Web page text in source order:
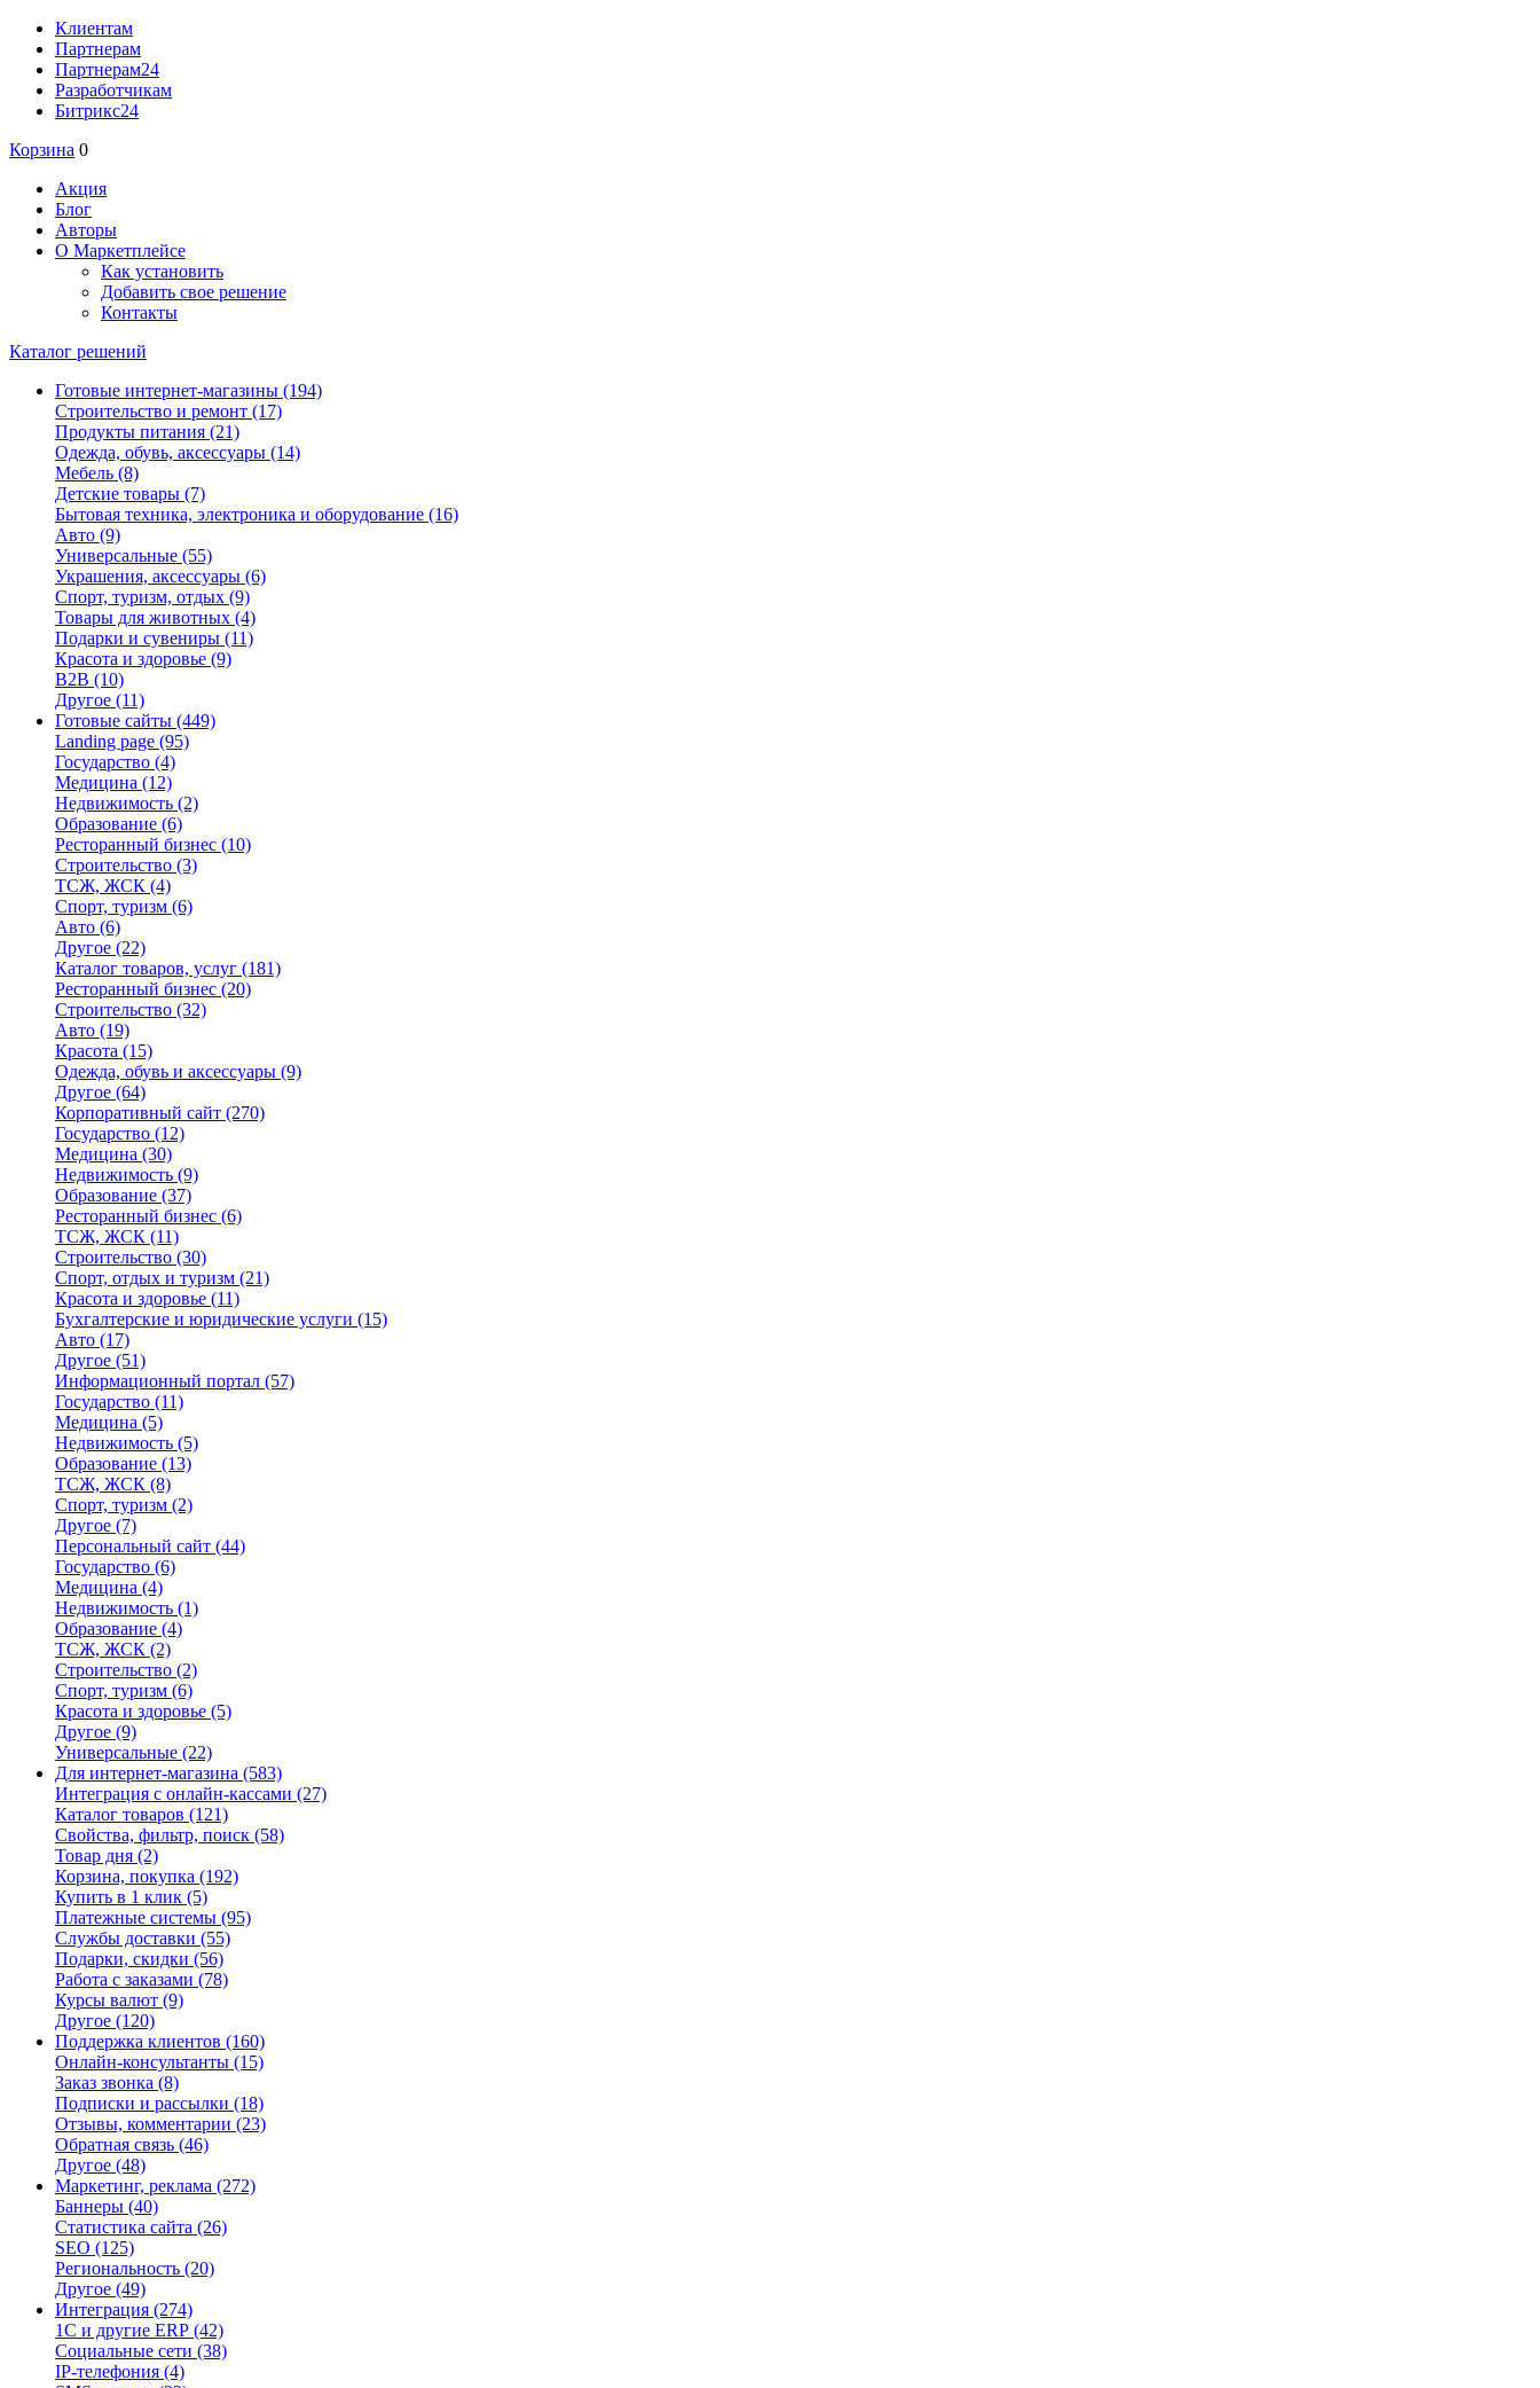
Клиентам
Партнерам
Партнерам24
Разработчикам
Битрикс24
Корзина 0
Акция
Блог
Авторы
О Маркетплейсе
Как установить
Добавить свое решение
Контакты
Каталог решений
Готовые интернет-магазины (194)
Строительство и ремонт (17)
Продукты питания (21)
Одежда, обувь, аксессуары (14)
Мебель (8)
Детские товары (7)
Бытовая техника, электроника и оборудование (16)
Авто (9)
Универсальные (55)
Украшения, аксессуары (6)
Спорт, туризм, отдых (9)
Товары для животных (4)
Подарки и сувениры (11)
Красота и здоровье (9)
B2B (10)
Другое (11)
Готовые сайты (449)
Landing page (95)
Государство (4)
Медицина (12)
Недвижимость (2)
Образование (6)
Ресторанный бизнес (10)
Строительство (3)
ТСЖ, ЖСК (4)
Спорт, туризм (6)
Авто (6)
Другое (22)
Каталог товаров, услуг (181)
Ресторанный бизнес (20)
Строительство (32)
Авто (19)
Красота (15)
Одежда, обувь и аксессуары (9)
Другое (64)
Корпоративный сайт (270)
Государство (12)
Медицина (30)
Недвижимость (9)
Образование (37)
Ресторанный бизнес (6)
ТСЖ, ЖСК (11)
Строительство (30)
Спорт, отдых и туризм (21)
Красота и здоровье (11)
Бухгалтерские и юридические услуги (15)
Авто (17)
Другое (51)
Информационный портал (57)
Государство (11)
Медицина (5)
Недвижимость (5)
Образование (13)
ТСЖ, ЖСК (8)
Спорт, туризм (2)
Другое (7)
Персональный сайт (44)
Государство (6)
Медицина (4)
Недвижимость (1)
Образование (4)
ТСЖ, ЖСК (2)
Строительство (2)
Спорт, туризм (6)
Красота и здоровье (5)
Другое (9)
Универсальные (22)
Для интернет-магазина (583)
Интеграция с онлайн-кассами (27)
Каталог товаров (121)
Свойства, фильтр, поиск (58)
Товар дня (2)
Корзина, покупка (192)
Купить в 1 клик (5)
Платежные системы (95)
Службы доставки (55)
Подарки, скидки (56)
Работа с заказами (78)
Курсы валют (9)
Другое (120)
Поддержка клиентов (160)
Онлайн-консультанты (15)
Заказ звонка (8)
Подписки и рассылки (18)
Отзывы, комментарии (23)
Обратная связь (46)
Другое (48)
Маркетинг, реклама (272)
Баннеры (40)
Статистика сайта (26)
SEO (125)
Региональность (20)
Другое (49)
Интеграция (274)
1С и другие ERP (42)
Социальные сети (38)
IP-телефония (4)